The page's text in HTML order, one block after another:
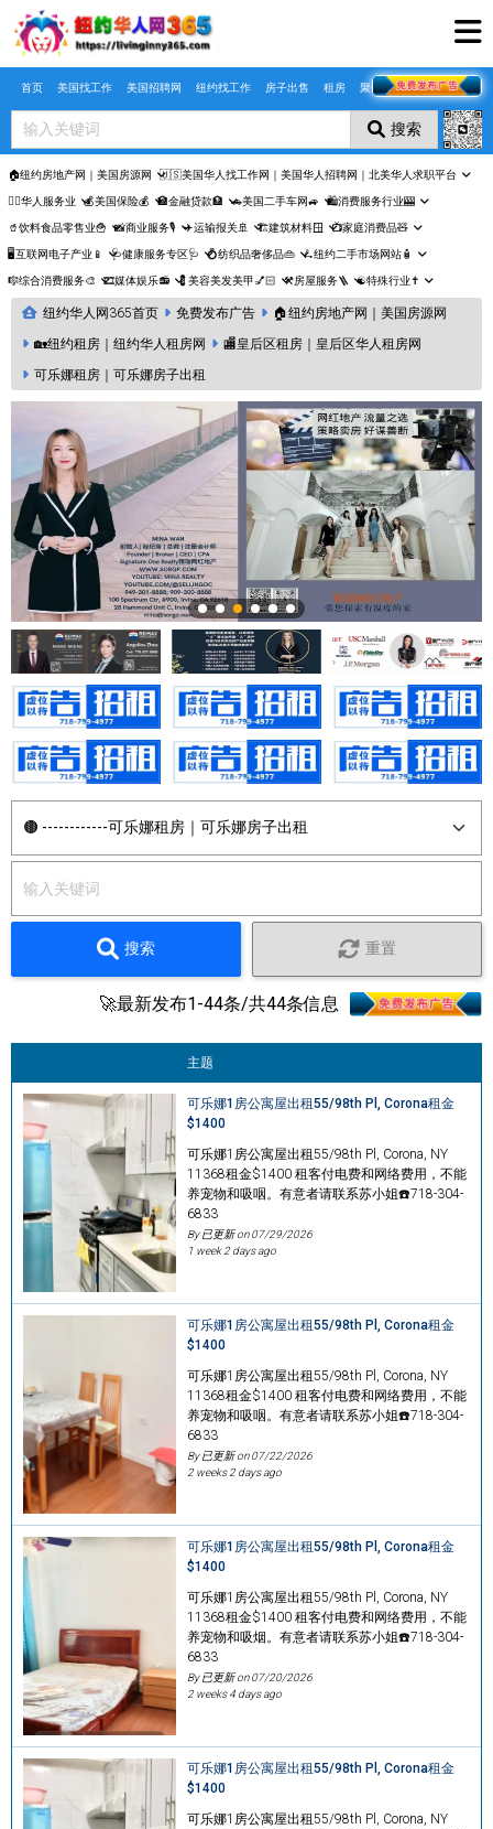
Skip to main content
首页 美国找工作 美国招聘网 纽约找工作 房子出售 租房 聚合页
搜索
🏠纽约房地产网｜美国房源网 🇺🇸美国华人找工作网｜美国华人招聘网｜北美华人求职平台
🤵‍♀️华人服务业 💰美国保险💰 🏦金融贷款🏦 🚗美国二手车网🚙 🛍️消费服务行业🎰
🥤饮料食品零售业🍟 📸商业服务🎙️ ✈️运输报关🚢 🏗️建筑材料🪟 📺家庭消费品🧸
🖥️互联网电子产业📱 🩺健康服务专区🩺 💍纺织品奢侈品👜 🛴纽约二手市场网站🧴
🎼综合消费服务🎨 🎞️媒体娱乐📻 💈美容美发美甲💅🏻 ⚒️房屋服务🪜 ☯️特殊行业✝️
纽约华人网365首页 免费发布广告
🏠纽约房地产网｜美国房源网
🏡纽约租房｜纽约华人租房网
🏬皇后区租房｜皇后区华人租房网
可乐娜租房｜可乐娜房子出租
搜索 重置
🚀最新发布1-44条/共44条信息
主题
可乐娜1房公寓屋出租55/98th Pl, Corona租金
$1400
可乐娜1房公寓屋出租55/98th Pl, Corona, NY
11368租金$1400 租客付电费和网络费用，不能
养宠物和吸咽。有意者请联系苏小姐☎️718-304-
6833
By 已更新 on07/29/2026
1 week 2 days ago
可乐娜1房公寓屋出租55/98th Pl, Corona租金
$1400
可乐娜1房公寓屋出租55/98th Pl, Corona, NY
11368租金$1400 租客付电费和网络费用，不能
养宠物和吸咽。有意者请联系苏小姐☎️718-304-
6833
By 已更新 on07/22/2026
2 weeks 2 days ago
可乐娜1房公寓屋出租55/98th Pl, Corona租金
$1400
可乐娜1房公寓屋出租55/98th Pl, Corona, NY
11368租金$1400 租客付电费和网络费用，不能
养宠物和吸烟。有意者请联系苏小姐☎️718-304-
6833
By 已更新 on07/20/2026
2 weeks 4 days ago
可乐娜1房公寓屋出租55/98th Pl, Corona租金
$1400
可乐娜1房公寓屋出租55/98th Pl, Corona, NY